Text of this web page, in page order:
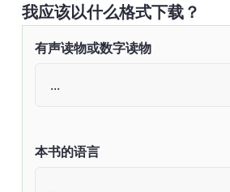
我应该以什么格式下载？
有声读物或数字读物
本书的语言